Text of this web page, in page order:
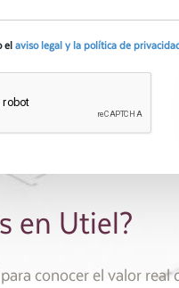
el aviso legal y la política de privacidad
en Utiel?
conocer el valor real